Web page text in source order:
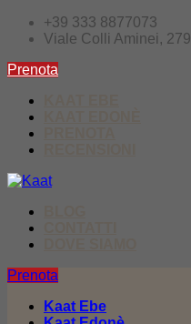
+39 333 8877073
Viale Colli Aminei, 279
Prenota
Prenota
Kaat Ebe